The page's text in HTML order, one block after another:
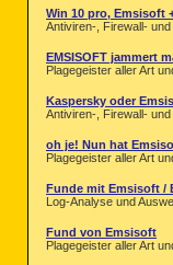
Win 10 pro, Emsisoft
Antiviren-, Firewall-
EMSISOFT jammert
Plagegeister aller Art
Kaspersky oder
Antiviren-, Firewall-
oh je! Nun hat
Plagegeister aller Art
Funde mit Emsisoft /
Log-Analyse und
Fund von Emsisoft
Plagegeister aller Art